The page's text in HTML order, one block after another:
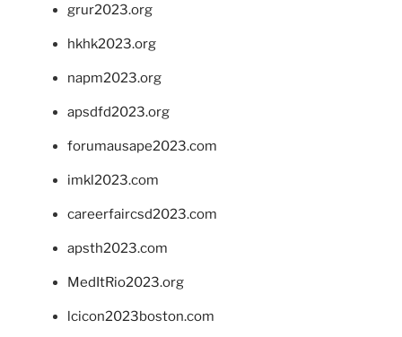
grur2023.org
hkhk2023.org
napm2023.org
apsdfd2023.org
forumausape2023.com
imkl2023.com
careerfaircsd2023.com
apsth2023.com
MedItRio2023.org
lcicon2023boston.com